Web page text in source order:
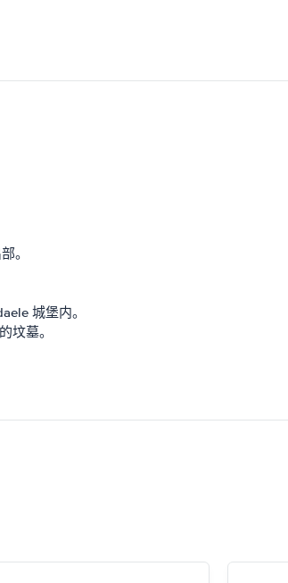
。
城堡内。
坟墓。